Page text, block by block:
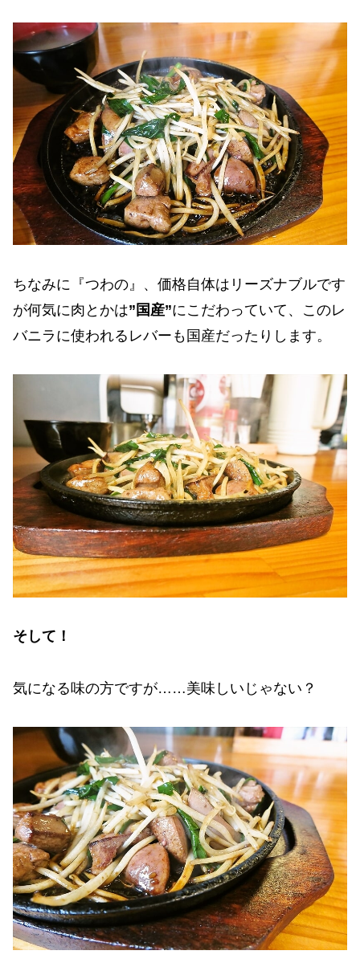
ちなみに『つわの』、価格自体はリーズナブルです
が何気に肉とかは”国産”にこだわっていて、このレ
バニラに使われるレバーも国産だったりします。
そして！
気になる味の方ですが……美味しいじゃない？